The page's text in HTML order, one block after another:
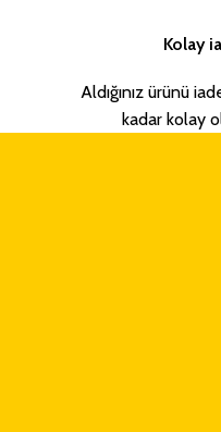
Kolay
Aldığınız ürünü
kadar kolay